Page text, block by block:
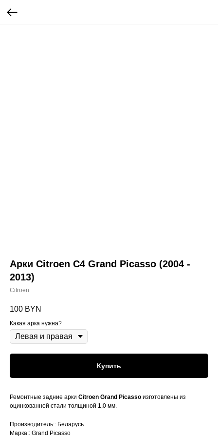
Арки Citroen C4 Grand Picasso (2004 -
2013)
Citroen
100 BYN
Какая арка нужна?
Купить
Ремонтные задние арки Citroen Grand Picasso изготовлены из
оцинкованной стали толщиной 1,0 мм.
Производитель:: Беларусь
Марка:: Grand Picasso